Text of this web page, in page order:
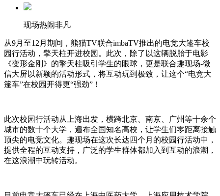
现场热闹非凡
从9月至12月期间，熊猫TV联合imbaTV推出的电竞大篷车校
园行活动，擎天柱开进校园。此次，除了以这辆脱胎于电影
《变形金刚》的擎天柱吸引学生的眼球，更是联合趣现场-微
信大屏以新颖的活动形式，将互动玩到极致，让这个“电竞大
篷车”在校园开得更“强劲”！
此次校园行活动从上海出发，横跨北京、南京、广州等十余个
城市的数十个大学，遍布全国知名高校，让学生们零距离接触
顶尖的电竞文化。趣现场在这次长达四个月的校园行活动中，
提供全程的互动支持，广泛的学生群体都加入到互动的浪潮，
在这浪潮中玩转活动。